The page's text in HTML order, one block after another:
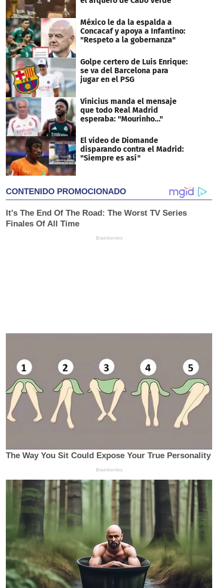
México le da la espalda a
Concacaf y apoya a Infantino:
"Respeto a la gobernanza"
Golpe certero de Luis Enrique:
se va del Barcelona para
jugar en el PSG
Vinicius manda el mensaje
que todo Real Madrid
esperaba: "Mourinho..."
El video de Diomande
disparando contra el Madrid:
"Siempre es así"